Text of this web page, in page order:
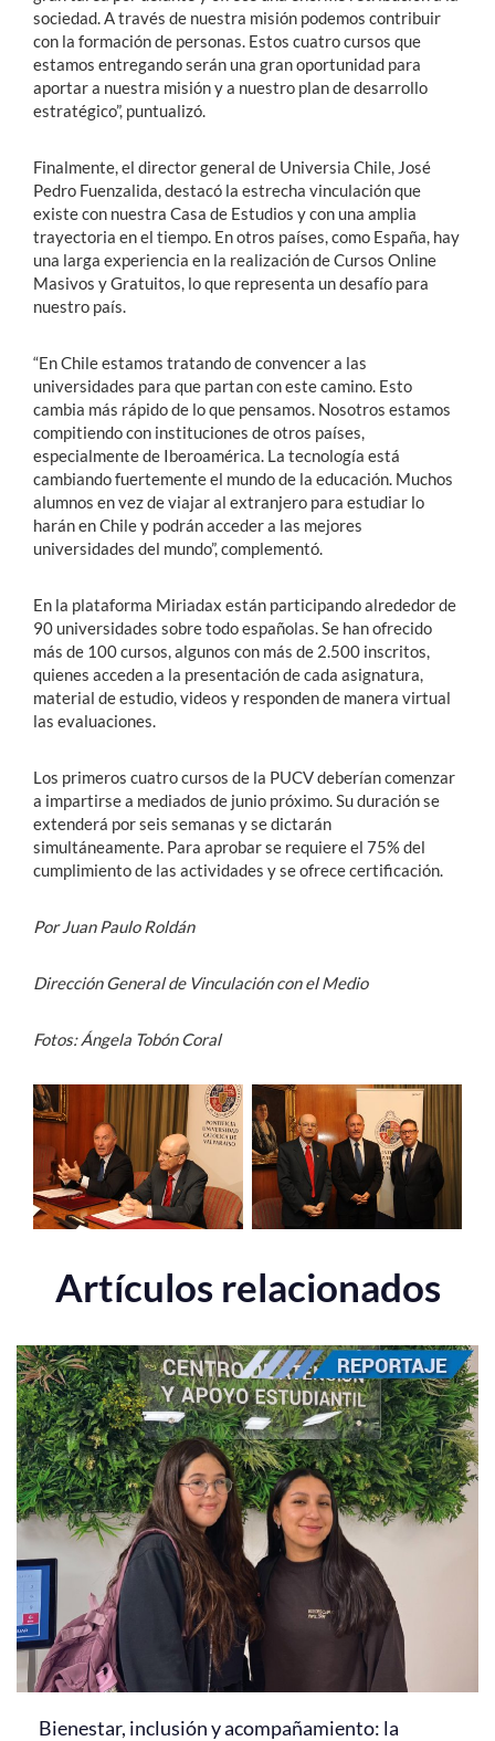
sociedad. A través de nuestra misión podemos contribuir
con la formación de personas. Estos cuatro cursos que
estamos entregando serán una gran oportunidad para
aportar a nuestra misión y a nuestro plan de desarrollo
estratégico”, puntualizó.
Finalmente, el director general de Universia Chile, José
Pedro Fuenzalida, destacó la estrecha vinculación que
existe con nuestra Casa de Estudios y con una amplia
trayectoria en el tiempo. En otros países, como España, hay
una larga experiencia en la realización de Cursos Online
Masivos y Gratuitos, lo que representa un desafío para
nuestro país.
“En Chile estamos tratando de convencer a las
universidades para que partan con este camino. Esto
cambia más rápido de lo que pensamos. Nosotros estamos
compitiendo con instituciones de otros países,
especialmente de Iberoamérica. La tecnología está
cambiando fuertemente el mundo de la educación. Muchos
alumnos en vez de viajar al extranjero para estudiar lo
harán en Chile y podrán acceder a las mejores
universidades del mundo”, complementó.
En la plataforma Miriadax están participando alrededor de
90 universidades sobre todo españolas. Se han ofrecido
más de 100 cursos, algunos con más de 2.500 inscritos,
quienes acceden a la presentación de cada asignatura,
material de estudio, videos y responden de manera virtual
las evaluaciones.
Los primeros cuatro cursos de la PUCV deberían comenzar
a impartirse a mediados de junio próximo. Su duración se
extenderá por seis semanas y se dictarán
simultáneamente. Para aprobar se requiere el 75% del
cumplimiento de las actividades y se ofrece certificación.
Por Juan Paulo Roldán
Dirección General de Vinculación con el Medio
Fotos: Ángela Tobón Coral
Artículos relacionados
Bienestar, inclusión y acompañamiento: la